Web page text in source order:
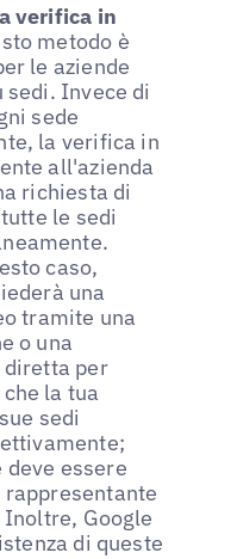
verifica in
metodo è
le aziende
sedi. Invece di
sede
la verifica in
all'azienda
richiesta di
le sedi
caso,
una
tramite una
o una
per
la tua
sedi
deve essere
rappresentante
Google
di queste